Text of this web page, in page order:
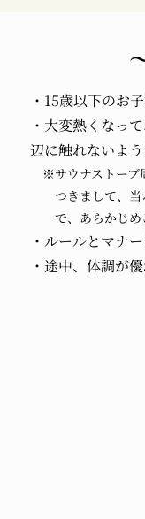
・15歳以下のお
・大変熱くなっ
辺に触れないよ
※サウナストーブ
つきまして、
で、あらかじめ
・ルールとマナ
・途中、体調が